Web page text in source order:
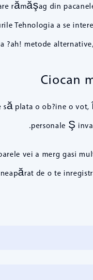
rămăşag din
Tehnologia a se
?ah! metode
Ciocan
să plata o ob?ine o vot,
personale Ş
vei a merg gasi
de o te